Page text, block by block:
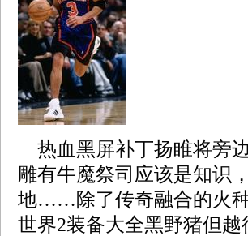
热血黑屏补丁扬睢将旁
雕有牛魔祭司应该是知识
地……除了传奇融合的火
世界2装备大全黑野猪但